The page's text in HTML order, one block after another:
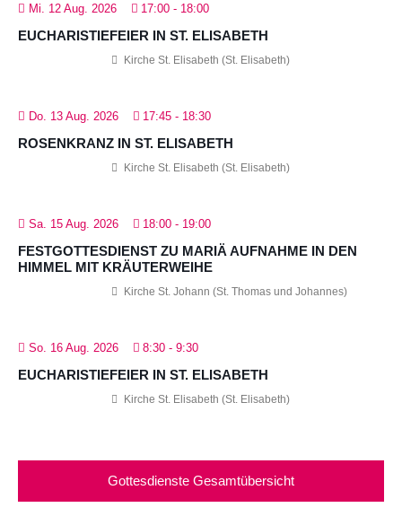
Mi. 12 Aug. 2026 17:00 - 18:00
EUCHARISTIEFEIER IN ST. ELISABETH
Kirche St. Elisabeth (St. Elisabeth)
Do. 13 Aug. 2026 17:45 - 18:30
ROSENKRANZ IN ST. ELISABETH
Kirche St. Elisabeth (St. Elisabeth)
Sa. 15 Aug. 2026 18:00 - 19:00
FESTGOTTESDIENST ZU MARIÄ AUFNAHME IN DEN
HIMMEL MIT KRÄUTERWEIHE
Kirche St. Johann (St. Thomas und Johannes)
So. 16 Aug. 2026 8:30 - 9:30
EUCHARISTIEFEIER IN ST. ELISABETH
Kirche St. Elisabeth (St. Elisabeth)
Gottesdienste Gesamtübersicht